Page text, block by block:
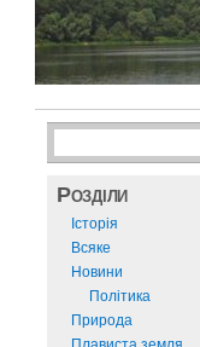
Розділи
Історія
Всяке
Новини
Політика
Природа